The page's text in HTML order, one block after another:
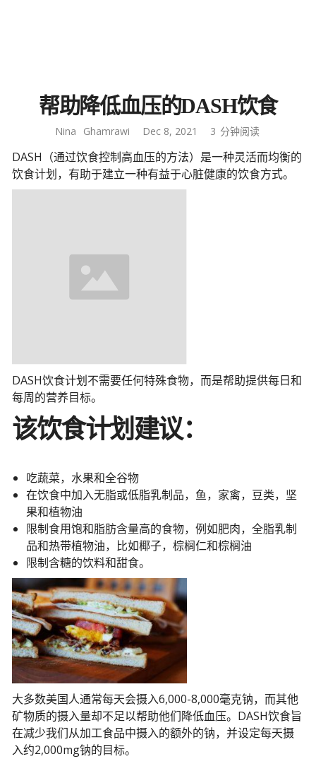
帮助降低血压的DASH饮食
Nina Ghamrawi Dec 8, 2021 3 分钟阅读
DASH（通过饮食控制高血压的方法）是一种灵活而均衡的
饮食计划，有助于建立一种有益于心脏健康的饮食方式。
DASH饮食计划不需要任何特殊食物，而是帮助提供每日和
每周的营养目标。
该饮食计划建议：
吃蔬菜，水果和全谷物
在饮食中加入无脂或低脂乳制品，鱼，家禽，豆类，坚
果和植物油
限制食用饱和脂肪含量高的食物，例如肥肉，全脂乳制
品和热带植物油，比如椰子，棕榈仁和棕榈油
限制含糖的饮料和甜食。
大多数美国人通常每天会摄入6,000-8,000毫克钠，而其他
矿物质的摄入量却不足以帮助他们降低血压。DASH饮食旨
在减少我们从加工食品中摄入的额外的钠，并设定每天摄
入约2,000mg钠的目标。